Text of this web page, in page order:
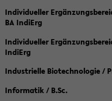
Individueller
BA IndiErg
Individueller
IndiErg
Industrielle Biotechnologie /
Informatik / B.Sc.